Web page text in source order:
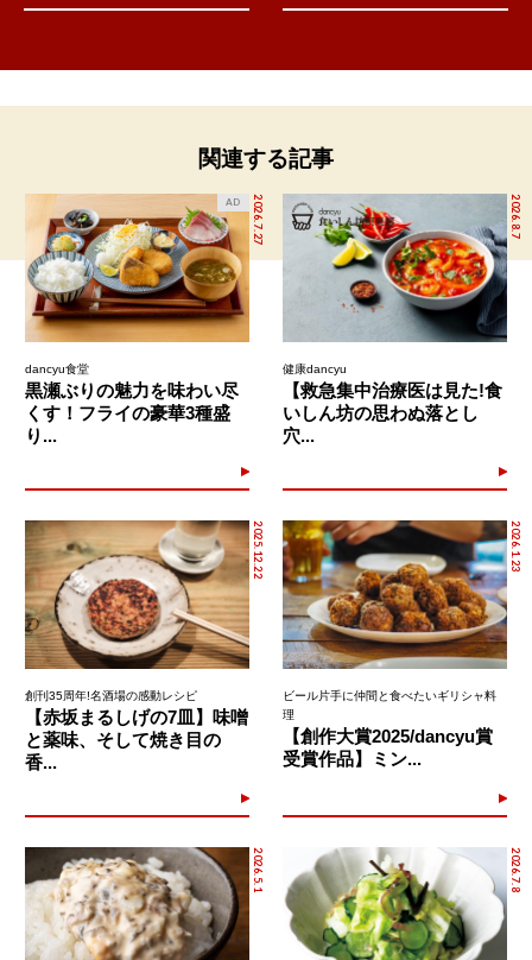
関連する記事
2026.7.27
AD
dancyu食堂
黒瀬ぶりの魅力を味わい尽
くす！フライの豪華3種盛
り...
2026.8.7
健康dancyu
【救急集中治療医は見た!食
いしん坊の思わぬ落とし
穴...
2025.12.22
創刊35周年!名酒場の感動レシピ
【赤坂まるしげの7皿】味噌
と薬味、そして焼き目の
香...
2026.1.23
ビール片手に仲間と食べたいギリシャ料
理
【創作大賞2025/dancyu賞
受賞作品】ミン...
2026.5.1 2026.7.8